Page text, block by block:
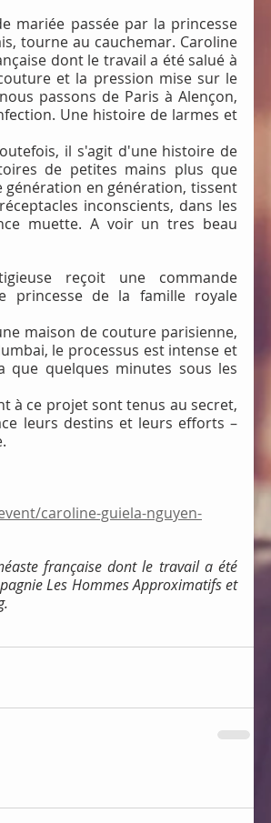
mariée passée par la princesse
tourne au cauchemar. Caroline
dont le travail a été salué à
et la pression mise sur le
passons de Paris à Alençon,
Une histoire de larmes et
il s'agit d'une histoire de
de petites mains plus que
génération en génération, tissent
inconscients, dans les
muette. A voir un tres beau
reçoit une commande
princesse de la famille royale
maison de couture parisienne,
le processus est intense et
quelques minutes sous les
à ce projet sont tenus au secret,
leurs destins et leurs efforts –
caroline-guiela-nguyen-
française dont le travail a été
Les Hommes Approximatifs et